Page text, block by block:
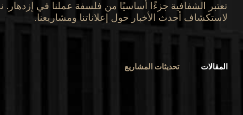
تعتبر الشفافية جزءًا أساسيًا من فلسفة عملنا في إزدهار.
لاستكشاف أحدث الأخبار حول إعلاناتنا ومشاريعنا.
المقالات تحديثات المشاريع